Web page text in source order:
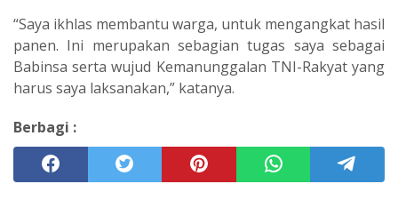
“Saya ikhlas membantu warga, untuk mengangkat hasil
panen. Ini merupakan sebagian tugas saya sebagai
Babinsa serta wujud Kemanunggalan TNI-Rakyat yang
harus saya laksanakan,” katanya.
Berbagi :